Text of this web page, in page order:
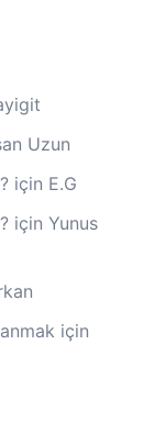
Uzun
için E.G
için Yunus
için